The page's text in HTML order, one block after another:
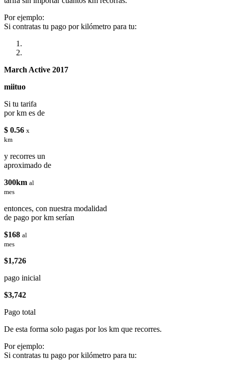
Por ejemplo:
Si contratas tu pago por kilómetro para tu:
March Active 2017
miituo
Si tu tarifa
por km es de
$ 0.56 x
km
y recorres un
aproximado de
300km al
mes
entonces, con nuestra modalidad
de pago por km serían
$168 al
mes
$1,726
pago inicial
$3,742
Pago total
De esta forma solo pagas por los km que recorres.
Por ejemplo:
Si contratas tu pago por kilómetro para tu: